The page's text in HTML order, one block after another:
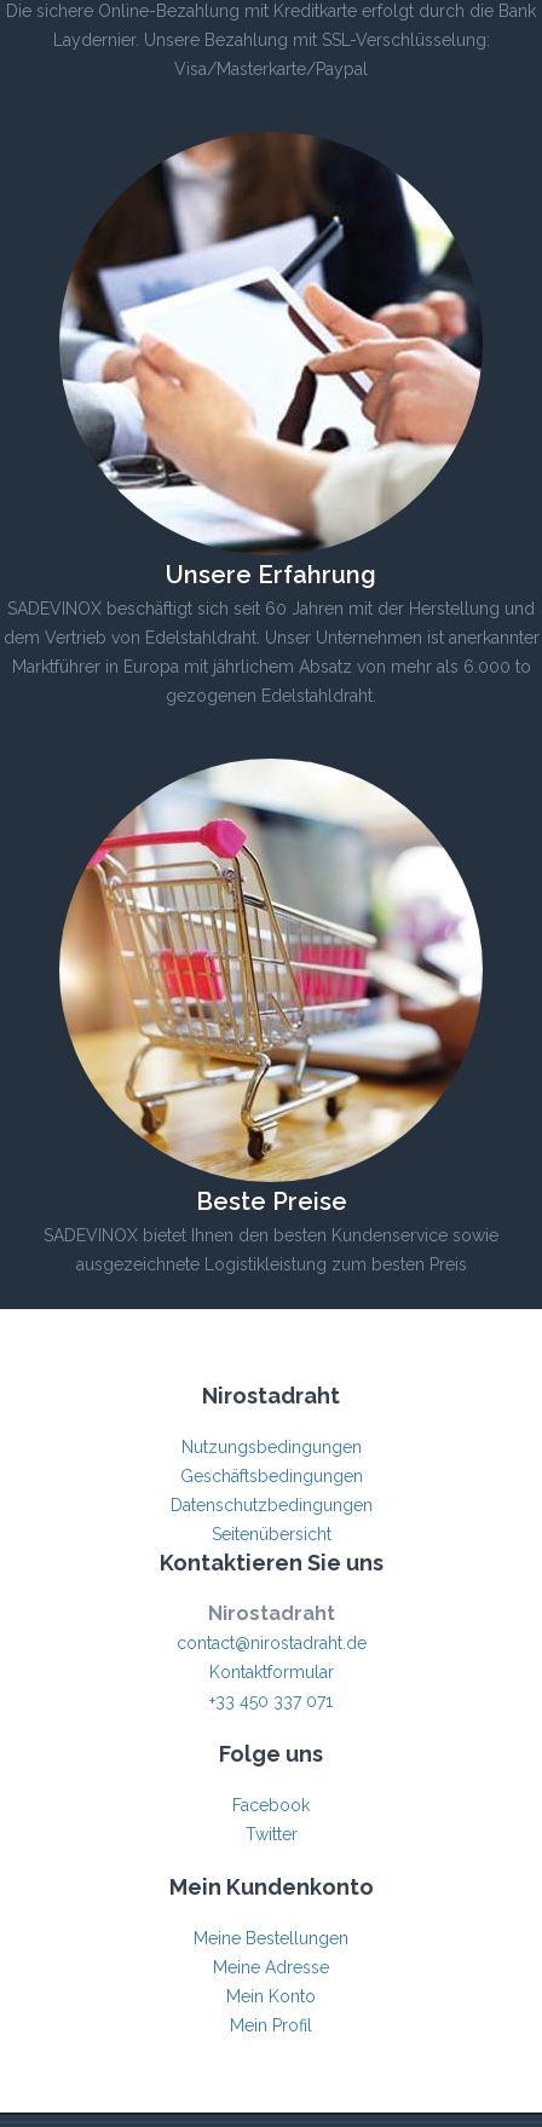
Die sichere Online-Bezahlung mit Kreditkarte erfolgt durch die Bank
Laydernier. Unsere Bezahlung mit SSL-Verschlüsselung:
Visa/Masterkarte/Paypal
Unsere Erfahrung
SADEVINOX beschäftigt sich seit 60 Jahren mit der Herstellung und
dem Vertrieb von Edelstahldraht. Unser Unternehmen ist anerkannter
Marktführer in Europa mit jährlichem Absatz von mehr als 6.000 to
gezogenen Edelstahldraht.
Beste Preise
SADEVINOX bietet Ihnen den besten Kundenservice sowie
ausgezeichnete Logistikleistung zum besten Preis
Nirostadraht
Nutzungsbedingungen
Geschäftsbedingungen
Datenschutzbedingungen
Seitenübersicht
Kontaktieren Sie uns
Nirostadraht
contact@nirostadraht.de
Kontaktformular
+33 450 337 071
Folge uns
Facebook
Twitter
Mein Kundenkonto
Meine Bestellungen
Meine Adresse
Mein Konto
Mein Profil